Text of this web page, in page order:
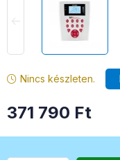
Nincs készleten.
371 790 Ft